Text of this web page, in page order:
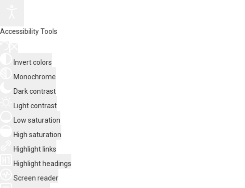
Accessibility Tools
Invert colors
Monochrome
Dark contrast
Light contrast
Low saturation
High saturation
Highlight links
Highlight headings
Screen reader